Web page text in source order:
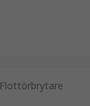
Flottörbrytare